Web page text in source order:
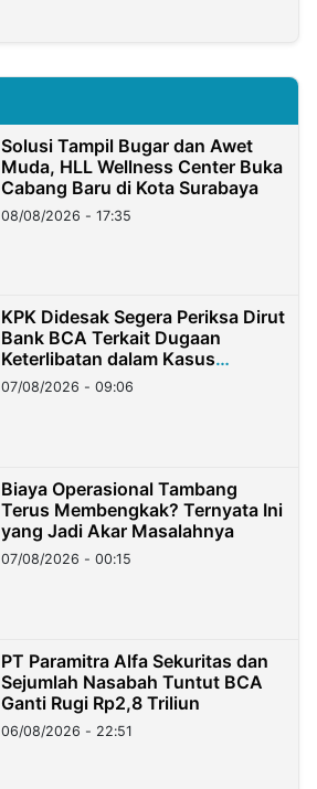
Solusi Tampil Bugar dan Awet
Muda, HLL Wellness Center Buka
Cabang Baru di Kota Surabaya
08/08/2026 - 17:35
KPK Didesak Segera Periksa Dirut
Bank BCA Terkait Dugaan
Keterlibatan dalam Kasus
Hilangnya Dana Nasabah Rp2,58
Miliar
07/08/2026 - 09:06
Biaya Operasional Tambang
Terus Membengkak? Ternyata Ini
yang Jadi Akar Masalahnya
07/08/2026 - 00:15
PT Paramitra Alfa Sekuritas dan
Sejumlah Nasabah Tuntut BCA
Ganti Rugi Rp2,8 Triliun
06/08/2026 - 22:51